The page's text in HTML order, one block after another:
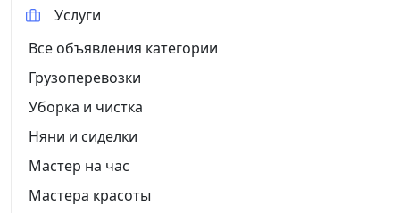
Услуги
Все объявления категории
Грузоперевозки
Уборка и чистка
Няни и сиделки
Мастер на час
Мастера красоты